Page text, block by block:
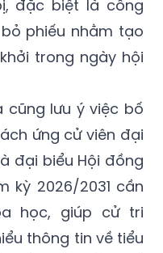
đặc biệt là công
phiếu nhằm tạo
trong ngày hội
cũng lưu ý việc bố
ứng cử viên đại
đại biểu Hội đồng
kỳ 2026/2031 cần
học, giúp cử tri
thông tin về tiểu